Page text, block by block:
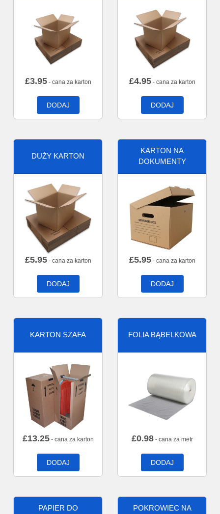
£3.95- cana za karton
DODAJ
£4.95- cana za karton
DODAJ
DUŻY KARTON
£5.95- cana za karton
DODAJ
KARTON NA
DOKUMENTY
£5.95- cana za karton
DODAJ
KARTON SZAFA
£13.25- cana za karton
DODAJ
FOLIA BĄBELKOWA
£0.98- cana za metr
DODAJ
PAPIER DO
POKROWIEC NA